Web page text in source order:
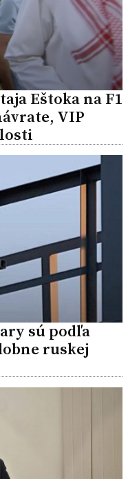
Eštoka na F1
VIP
sú podľa
ruskej